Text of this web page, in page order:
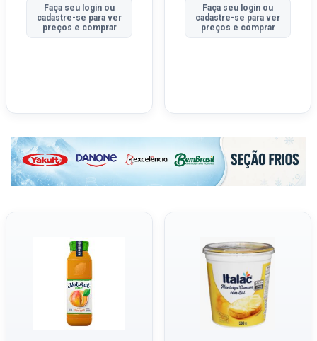
Faça seu login ou
cadastre-se para ver
preços e comprar
Faça seu login ou
cadastre-se para ver
preços e comprar